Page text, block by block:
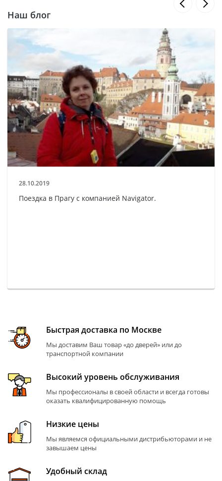
Наш блог
28.10.2019
Поездка в Прагу с компанией Navigator.
Быстрая доставка по Москве
Мы доставим Ваш товар «до дверей» или до
транспортной компании
Высокий уровень обслуживания
Мы профессионалы в своей области и всегда готовы
оказать квалифицированную помощь
Низкие цены
Мы являемся официальными дистрибьюторами и не
завышаем цены
Удобный склад